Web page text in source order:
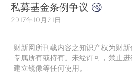
私募基金条例争议
2017年10月21日
财新网所刊载内容之知识产权为财
专属所有或持有。未经许可，禁止
建立镜像等任何使用。